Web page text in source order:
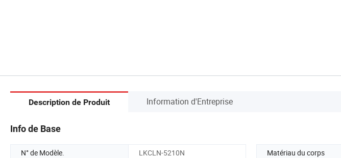
Description de Produit Information d'Entreprise
Info de Base
N° de Modèle. LKCLN-5210N Matériau du corps